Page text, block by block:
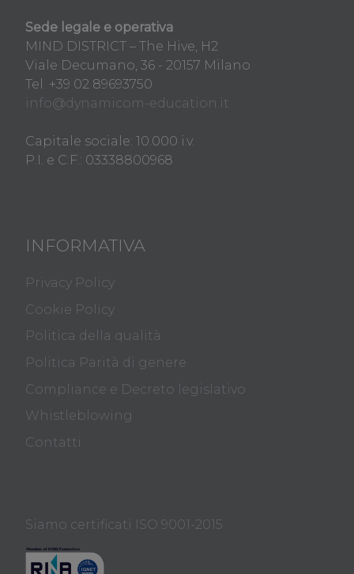
Sede legale e operativa
MIND DISTRICT – The Hive, H2
Viale Decumano, 36 - 20157 Milano
Tel. +39 02 89693750
info@dynamicom-education.it
Capitale sociale: 10.000 i.v.
P.I. e C.F.: 03338800968
INFORMATIVA
Privacy Policy
Cookie Policy
Politica della qualità
Politica Parità di genere
Compliance e Decreto legislativo
Whistleblowing
Contatti
Siamo certificati ISO 9001-2015